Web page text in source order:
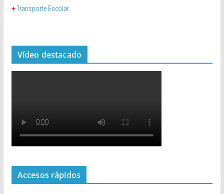
+Transporte Escolar.
Vídeo destacado
Accesos rápidos